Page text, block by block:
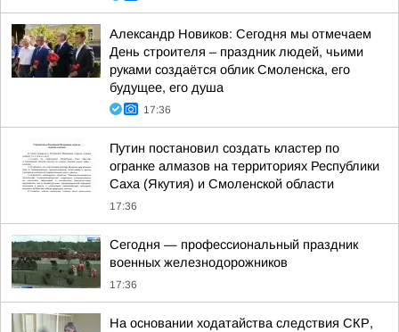
Александр Новиков: Сегодня мы отмечаем
День строителя – праздник людей, чьими
руками создаётся облик Смоленска, его
будущее, его душа
17:36
Путин постановил создать кластер по
огранке алмазов на территориях Республики
Саха (Якутия) и Смоленской области
17:36
Сегодня — профессиональный праздник
военных железнодорожников
17:36
На основании ходатайства следствия СКР,